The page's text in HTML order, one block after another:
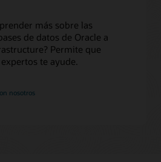
más sobre las
de datos de Oracle a
Permite que
te ayude.
nosotros